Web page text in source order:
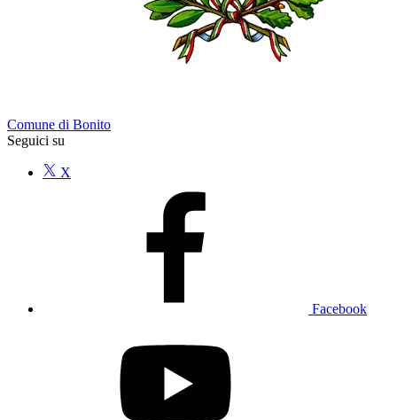
Comune di Bonito
Seguici su
X
Facebook